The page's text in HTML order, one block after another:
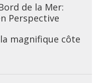
de la Mer:
Perspective
magnifique côte